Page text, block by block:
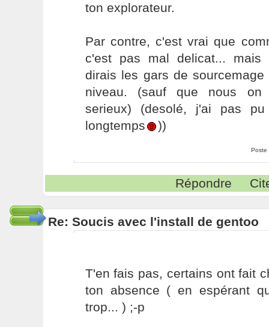
ton explorateur.
Par contre, c'est vrai que
c'est pas mal delicat...
dirais les gars de
niveau. (sauf que nous on
serieux) (desolé, j'ai pas
longtemps
))
Poste
Répondre
Re: Soucis avec l'install de gentoo
T'en fais pas, certains ont fait
ton absence ( en espérant
trop... ) ;-p